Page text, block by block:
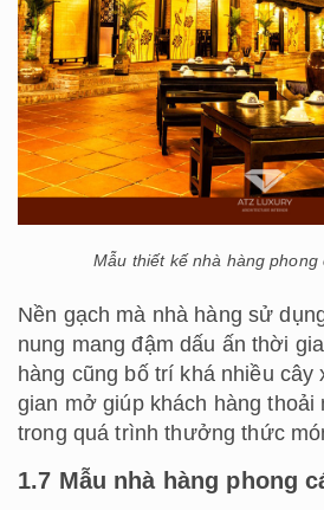
Mẫu thiết kế nhà hàng phong
Nền gạch mà nhà hàng sử
nung mang đậm dấu ấn thời
hàng cũng bố trí khá nhiều cây
gian mở giúp khách hàng thoải
trong quá trình thưởng thức
1.7 Mẫu nhà hàng phong